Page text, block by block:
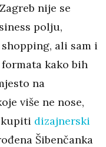
nije se
polju,
ali sam i
kako bih
na
više ne nose,
dizajnerski
Šibenčanka